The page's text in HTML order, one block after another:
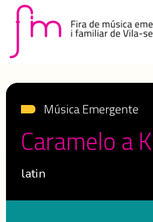
Música Emergente
Caramelo a
latin